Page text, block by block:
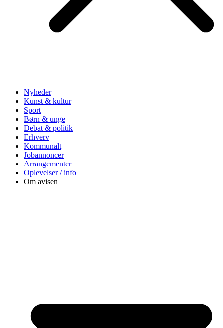
Nyheder
Kunst & kultur
Sport
Børn & unge
Debat & politik
Erhverv
Kommunalt
Jobannoncer
Arrangementer
Oplevelser / info
Om avisen